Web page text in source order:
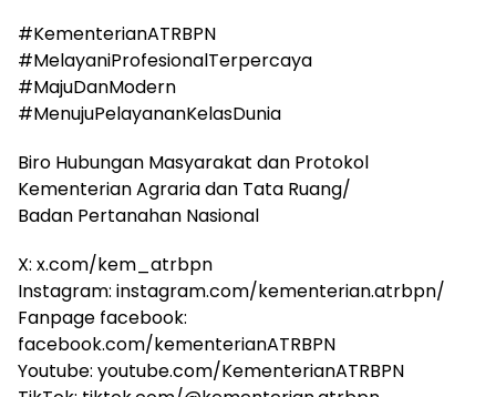
#KementerianATRBPN
#MelayaniProfesionalTerpercaya
#MajuDanModern
#MenujuPelayananKelasDunia
Biro Hubungan Masyarakat dan Protokol
Kementerian Agraria dan Tata Ruang/
Badan Pertanahan Nasional
X: x.com/kem_atrbpn
Instagram: instagram.com/kementerian.atrbpn/
Fanpage facebook:
facebook.com/kementerianATRBPN
Youtube: youtube.com/KementerianATRBPN